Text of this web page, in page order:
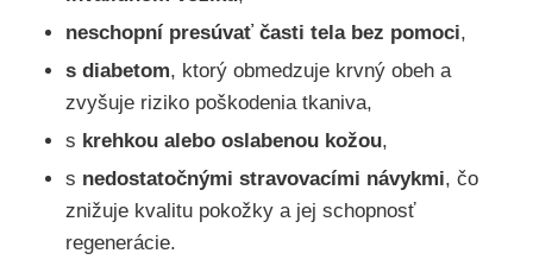
neschopní presúvať časti tela bez pomoci,
s diabetom, ktorý obmedzuje krvný obeh a
zvyšuje riziko poškodenia tkaniva,
s krehkou alebo oslabenou kožou,
s nedostatočnými stravovacími návykmi, čo
znižuje kvalitu pokožky a jej schopnosť
regenerácie.